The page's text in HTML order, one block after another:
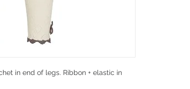
in end of legs. Ribbon + elastic in